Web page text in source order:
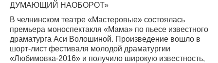
ДУМАЮЩИЙ НАОБОРОТ»
В челнинском театре «Мастеровые» состоялась
премьера моноспектакля «Мама» по пьесе известного
драматурга Аси Волошиной. Произведение вошло в
шорт-лист фестиваля молодой драматургии
«Любимовка-2016» и получило широкую известность,